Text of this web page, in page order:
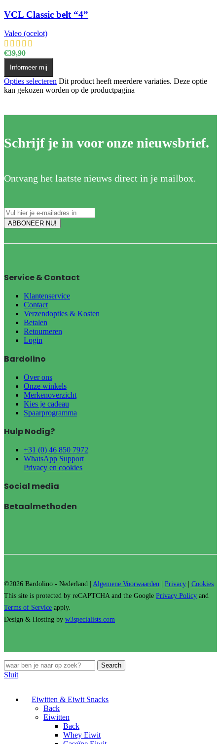
VCL Classic belt “4”
Valeo (ocelot)
€39,90
Informeer mij
Opties selecteren Dit product heeft meerdere variaties. Deze optie
kan gekozen worden op de productpagina
Schrijf je in voor onze nieuwsbrief.
Ontvang het laatste nieuws direct in je mailbox.
Service & Contact
Klantenservice
Contact
Verzendopties & Kosten
Betalen
Retourneren
Login
Bardolino
Over ons
Onze winkels
Merkenoverzicht
Kies je cadeau
Spaarprogramma
Hulp Nodig?
+31 (0) 46 850 7972
WhatsApp Support
Privacy en cookies
Social media
Betaalmethoden
©2026 Bardolino - Nederland | Algemene Voorwaarden Privacy
Cookies
This site is protected by reCAPTCHA and the Google Privacy Policy and
Terms of Service apply.
Design & Hosting by w3specialists.com
Search
Sluit
Eiwitten & Eiwit Snacks
Back
Eiwitten
Back
Whey Eiwit